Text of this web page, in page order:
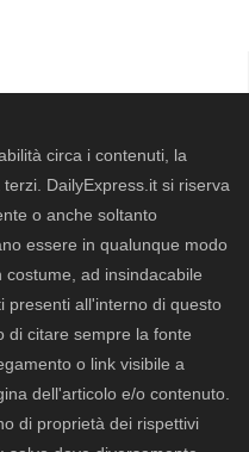
circa i contenuti, la
DailyExpress.it si riserva
o anche soltanto
essere in qualunque modo
ad insindacabile
presenti all'interno di questo
di citare sempre la fonte
o link visibile a
dell'articolo e/o contenuto.
di proprietà dei rispettivi